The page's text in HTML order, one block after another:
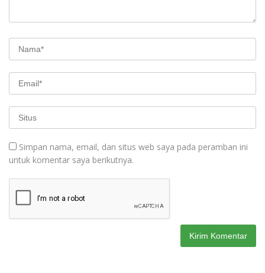
Simpan nama, email, dan situs web saya pada peramban ini
untuk komentar saya berikutnya.